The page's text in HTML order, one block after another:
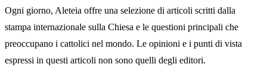
Ogni giorno, Aleteia offre una selezione di articoli scritti dalla
stampa internazionale sulla Chiesa e le questioni principali che
preoccupano i cattolici nel mondo. Le opinioni e i punti di vista
espressi in questi articoli non sono quelli degli editori.